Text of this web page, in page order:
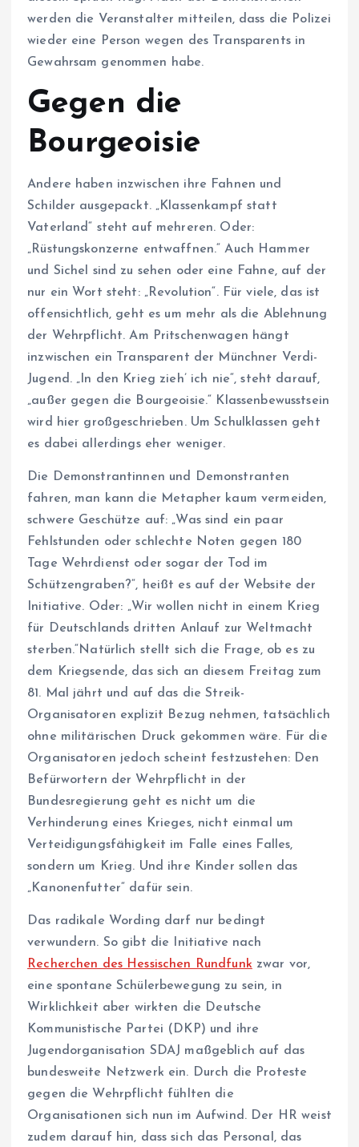
werden die Veranstalter mitteilen, dass die Polizei
wieder eine Person wegen des Transparents in
Gewahrsam genommen habe.
Gegen die
Bourgeoisie
Andere haben inzwischen ihre Fahnen und
Schilder ausgepackt. „Klassenkampf statt
Vaterland“ steht auf mehreren. Oder:
„Rüstungskonzerne entwaffnen.“ Auch Hammer
und Sichel sind zu sehen oder eine Fahne, auf der
nur ein Wort steht: „Revolution“. Für viele, das ist
offensichtlich, geht es um mehr als die Ablehnung
der Wehrpflicht. Am Pritschenwagen hängt
inzwischen ein Transparent der Münchner Verdi-
Jugend. „In den Krieg zieh’ ich nie“, steht darauf,
„außer gegen die Bourgeoisie.“ Klassenbewusstsein
wird hier großgeschrieben. Um Schulklassen geht
es dabei allerdings eher weniger.
Die Demonstrantinnen und Demonstranten
fahren, man kann die Metapher kaum vermeiden,
schwere Geschütze auf: „Was sind ein paar
Fehlstunden oder schlechte Noten gegen 180
Tage Wehrdienst oder sogar der Tod im
Schützengraben?“, heißt es auf der Website der
Initiative. Oder: „Wir wollen nicht in einem Krieg
für Deutschlands dritten Anlauf zur Weltmacht
sterben.“Natürlich stellt sich die Frage, ob es zu
dem Kriegsende, das sich an diesem Freitag zum
81. Mal jährt und auf das die Streik-
Organisatoren explizit Bezug nehmen, tatsächlich
ohne militärischen Druck gekommen wäre. Für die
Organisatoren jedoch scheint festzustehen: Den
Befürwortern der Wehrpflicht in der
Bundesregierung geht es nicht um die
Verhinderung eines Krieges, nicht einmal um
Verteidigungsfähigkeit im Falle eines Falles,
sondern um Krieg. Und ihre Kinder sollen das
„Kanonenfutter“ dafür sein.
Das radikale Wording darf nur bedingt
verwundern. So gibt die Initiative nach
Recherchen des Hessischen Rundfunk zwar vor,
eine spontane Schülerbewegung zu sein, in
Wirklichkeit aber wirkten die Deutsche
Kommunistische Partei (DKP) und ihre
Jugendorganisation SDAJ maßgeblich auf das
bundesweite Netzwerk ein. Durch die Proteste
gegen die Wehrpflicht fühlten die
Organisationen sich nun im Aufwind. Der HR weist
zudem darauf hin, dass sich das Personal, das